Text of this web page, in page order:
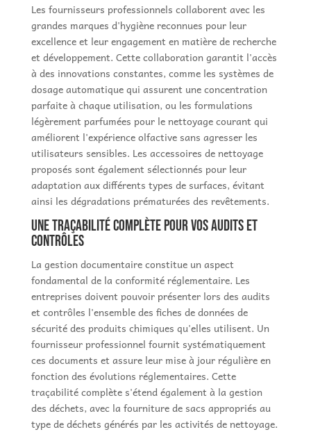
Les fournisseurs professionnels collaborent avec les
grandes marques d'hygiène reconnues pour leur
excellence et leur engagement en matière de recherche
et développement. Cette collaboration garantit l'accès
à des innovations constantes, comme les systèmes de
dosage automatique qui assurent une concentration
parfaite à chaque utilisation, ou les formulations
légèrement parfumées pour le nettoyage courant qui
améliorent l'expérience olfactive sans agresser les
utilisateurs sensibles. Les accessoires de nettoyage
proposés sont également sélectionnés pour leur
adaptation aux différents types de surfaces, évitant
ainsi les dégradations prématurées des revêtements.
Une traçabilité complète pour vos audits et
contrôles
La gestion documentaire constitue un aspect
fondamental de la conformité réglementaire. Les
entreprises doivent pouvoir présenter lors des audits
et contrôles l'ensemble des fiches de données de
sécurité des produits chimiques qu'elles utilisent. Un
fournisseur professionnel fournit systématiquement
ces documents et assure leur mise à jour régulière en
fonction des évolutions réglementaires. Cette
traçabilité complète s'étend également à la gestion
des déchets, avec la fourniture de sacs appropriés au
type de déchets générés par les activités de nettoyage.